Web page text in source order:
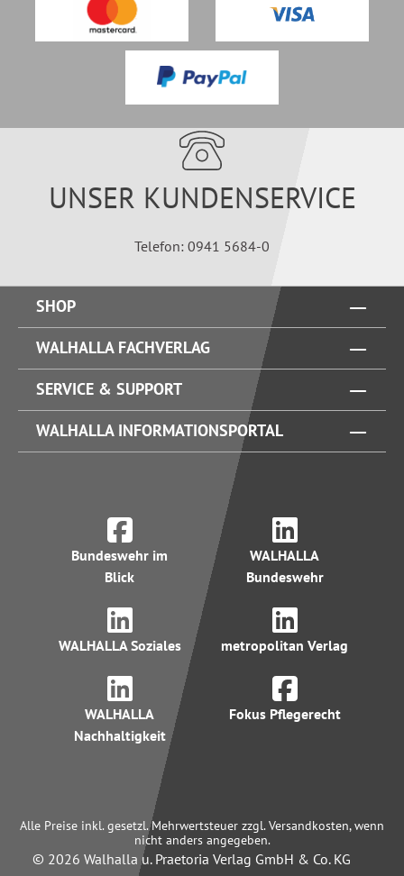
UNSER KUNDENSERVICE
Telefon: 0941 5684-0
SHOP
WALHALLA FACHVERLAG
SERVICE & SUPPORT
WALHALLA INFORMATIONSPORTAL
Bundeswehr im
Blick
WALHALLA
Bundeswehr
WALHALLA Soziales metropolitan Verlag
WALHALLA
Nachhaltigkeit
Fokus Pflegerecht
Alle Preise inkl. gesetzl. Mehrwertsteuer zzgl. Versandkosten, wenn
nicht anders angegeben.
© 2026 Walhalla u. Praetoria Verlag GmbH & Co. KG